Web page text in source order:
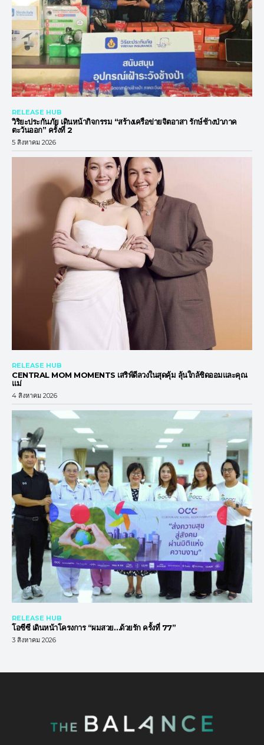
RELEASE HUB
วิริยะประกันภัย เดินหน้ากิจกรรม “สร้างเครือข่ายจิตอาสา รักษ์ช้างป่าภาค
ตะวันออก” ครั้งที่ 2
5 สิงหาคม 2026
RELEASE HUB
CENTRAL MOM MOMENTS เสริฟ์ดีลวงในสุดคุ้ม ลุ้นใกล้ชิดออมและคุณ
แม่
4 สิงหาคม 2026
RELEASE HUB
โอซีซี เดินหน้าโครงการ “ผมสวย…ด้วยรัก ครั้งที่ 77”
3 สิงหาคม 2026